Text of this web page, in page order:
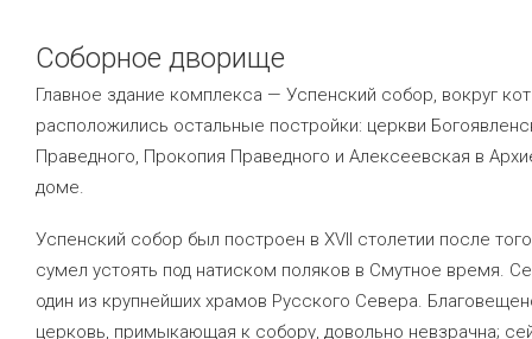
Соборное дворище
Главное здание комплекса — Успенский собор, вокруг
расположились остальные постройки: церкви
Праведного, Прокопия Праведного и Алексеевская в
доме.
Успенский собор был построен в XVII столетии после
сумел устоять под натиском поляков в Смутное время.
один из крупнейших храмов Русского Севера.
церковь, примыкающая к собору, довольно невзрачна;